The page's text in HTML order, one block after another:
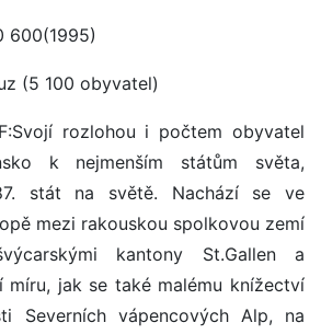
600(1995)
(5 100 obyvatel)
rozlohou i počtem obyvatel
k nejmenším státům světa,
stát na světě. Nachází se ve
mezi rakouskou spolkovou zemí
kantony St.Gallen a
míru, jak se také malému knížectví
Severních vápencových Alp, na